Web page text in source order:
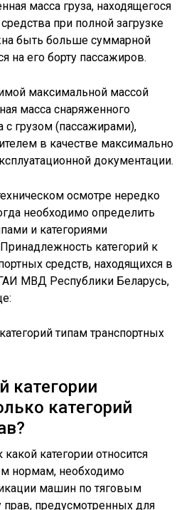
масса груза, находящегося
при полной загрузке
быть больше суммарной
на его борту пассажиров.
максимальной массой
масса снаряженного
с грузом (пассажирами),
в качестве максимально
документации.
осмотре нередко
необходимо определить
и категориями
категорий к
средств, находящихся в
МВД Республики Беларусь,
типам транспортных
категории
категорий
категории относится
нормам, необходимо
машин по тяговым
прав, предусмотренных для